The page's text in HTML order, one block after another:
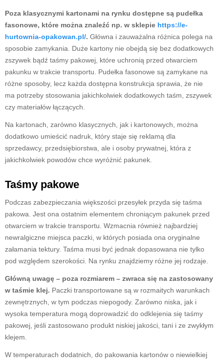
Poza klasycznymi kartonami na rynku dostępne są pudełka
fasonowe, które można znaleźć np. w sklepie https://e-
hurtownia-opakowan.pl/. Główna i zauważalna różnica polega na
sposobie zamykania. Duże kartony nie obejdą się bez dodatkowych
zszywek bądź taśmy pakowej, które uchronią przed otwarciem
pakunku w trakcie transportu. Pudełka fasonowe są zamykane na
różne sposoby, lecz każda dostępna konstrukcja sprawia, że nie
ma potrzeby stosowania jakichkolwiek dodatkowych taśm, zszywek
czy materiałów łączących.
Na kartonach, zarówno klasycznych, jak i kartonowych, można
dodatkowo umieścić nadruk, który staje się reklamą dla
sprzedawcy, przedsiębiorstwa, ale i osoby prywatnej, która z
jakichkolwiek powodów chce wyróżnić pakunek.
Taśmy pakowe
Podczas zabezpieczania większości przesyłek przyda się taśma
pakowa. Jest ona ostatnim elementem chroniącym pakunek przed
otwarciem w trakcie transportu. Wzmacnia również najbardziej
newralgiczne miejsca paczki, w których posiada ona oryginalne
załamania tektury. Taśma musi być jednak dopasowana nie tylko
pod względem szerokości. Na rynku znajdziemy różne jej rodzaje.
Główną uwagę – poza rozmiarem – zwraca się na zastosowany
w taśmie klej. Paczki transportowane są w rozmaitych warunkach
zewnętrznych, w tym podczas niepogody. Zarówno niska, jak i
wysoka temperatura mogą doprowadzić do odklejenia się taśmy
pakowej, jeśli zastosowano produkt niskiej jakości, tani i ze zwykłym
klejem.
W temperaturach dodatnich, do pakowania kartonów o niewielkiej